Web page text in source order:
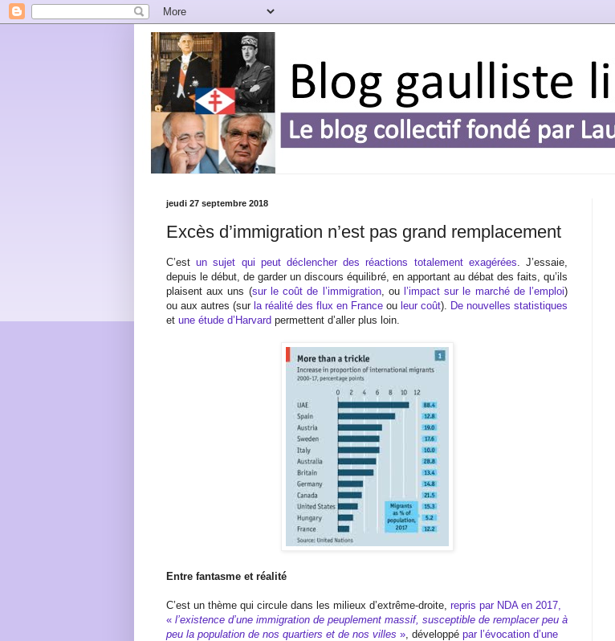
jeudi 27 septembre 2018
Excès d’immigration n’est pas grand remplacement
C’estun sujet qui peut déclencher des réactions totalement exagérées . J’essaie,
depuis le début, de garder un discours équilibré, en apportant au débat des faits, qu’ils
plaisent aux uns (sur le coût de l’immigration, ou l’impact sur le marché de l’emploi)
ou aux autres (sur la réalité des flux en France ou leur coût). De nouvelles statistiques
et une étude d’Harvard permettent d’aller plus loin.
Entre fantasme et réalité
C’est un thème qui circule dans les milieux d’extrême-droite, repris par NDA en 2017,
« l’existence d’une immigration de peuplement massif, susceptible de remplacer peu à
peu la population de nos quartiers et de nos villes » , développé par l’évocation d’une